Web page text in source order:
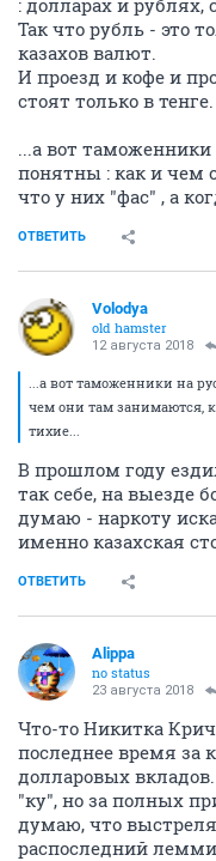
: долларах и
Так что рубль - это
казахов валют.
И проезд и кофе и
стоят только в тенге.
...а вот таможенники
понятны : как и чем
что у них "фас" , а
ОТВЕТИТЬ
Volodya
old hamster
12 августа 2018
...а вот таможенники на
чем они там занимаются,
тихие...
В прошлом году
так себе, на выезде
думаю - наркоту
именно казахская
ОТВЕТИТЬ
Alippa
no status
23 августа 2018
Что-то Никитка
последнее время за
долларовых
"ку", но за полных
думаю, что
распоследний